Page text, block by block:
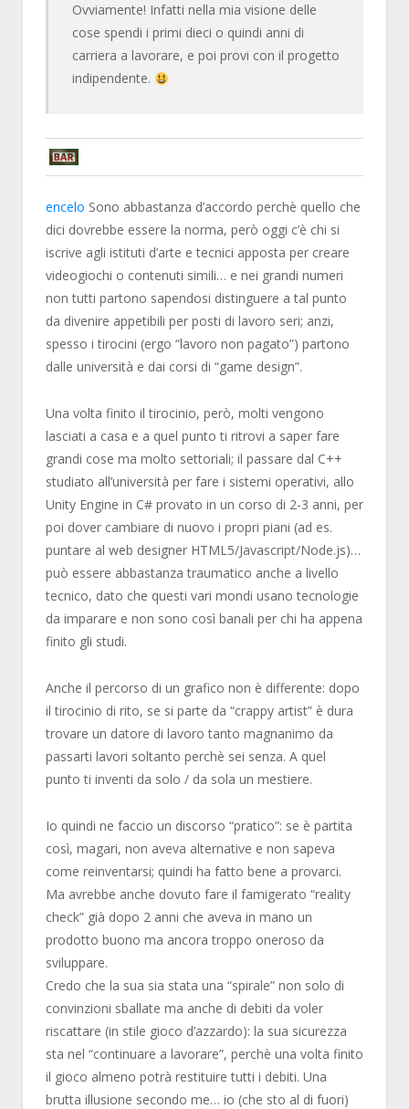
Ovviamente! Infatti nella mia visione delle
cose spendi i primi dieci o quindi anni di
carriera a lavorare, e poi provi con il progetto
indipendente.
YOUWON
encelo Sono abbastanza d’accordo perchè quello che
dici dovrebbe essere la norma, però oggi c’è chi si
iscrive agli istituti d’arte e tecnici apposta per creare
videogiochi o contenuti simili… e nei grandi numeri
non tutti partono sapendosi distinguere a tal punto
da divenire appetibili per posti di lavoro seri; anzi,
spesso i tirocini (ergo “lavoro non pagato”) partono
dalle università e dai corsi di “game design”.
Una volta finito il tirocinio, però, molti vengono
lasciati a casa e a quel punto ti ritrovi a saper fare
grandi cose ma molto settoriali; il passare dal C++
studiato all’università per fare i sistemi operativi, allo
Unity Engine in C# provato in un corso di 2-3 anni, per
poi dover cambiare di nuovo i propri piani (ad es.
puntare al web designer HTML5/Javascript/Node.js)…
può essere abbastanza traumatico anche a livello
tecnico, dato che questi vari mondi usano tecnologie
da imparare e non sono così banali per chi ha appena
finito gli studi.
Anche il percorso di un grafico non è differente: dopo
il tirocinio di rito, se si parte da “crappy artist” è dura
trovare un datore di lavoro tanto magnanimo da
passarti lavori soltanto perchè sei senza. A quel
punto ti inventi da solo / da sola un mestiere.
Io quindi ne faccio un discorso “pratico”: se è partita
così, magari, non aveva alternative e non sapeva
come reinventarsi; quindi ha fatto bene a provarci.
Ma avrebbe anche dovuto fare il famigerato “reality
check” già dopo 2 anni che aveva in mano un
prodotto buono ma ancora troppo oneroso da
sviluppare.
Credo che la sua sia stata una “spirale” non solo di
convinzioni sballate ma anche di debiti da voler
riscattare (in stile gioco d’azzardo): la sua sicurezza
sta nel “continuare a lavorare”, perchè una volta finito
il gioco almeno potrà restituire tutti i debiti. Una
brutta illusione secondo me… io (che sto al di fuori)